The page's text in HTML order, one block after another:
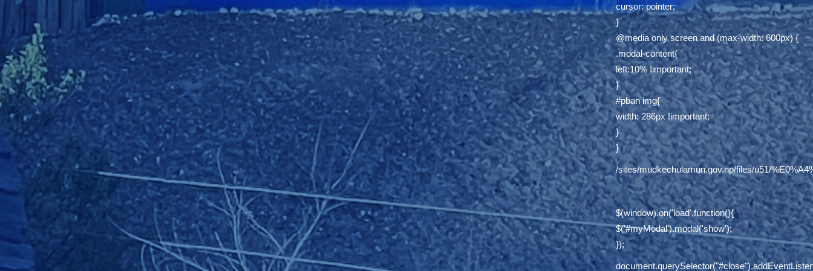
cursor: pointer;
}
@media only screen and (max-width: 600px) {
.modal-content{
left:10% !important;
}
#pban img{
width: 286px !important;
}
}
/sites/mudkechulamun.gov.np/files/u51/
$(window).on('load',function(){
$('#myModal').modal('show');
});